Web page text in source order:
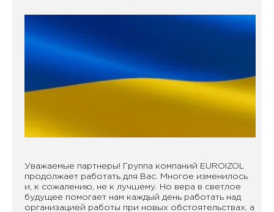
Уважаемые партнеры! Группа компаний EUROIZOL
продолжает работать для Вас. Многое изменилось
и, к сожалению, не к лучшему. Но вера в светлое
будущее помогает нам каждый день работать над
организацией работы при новых обстоятельствах, а